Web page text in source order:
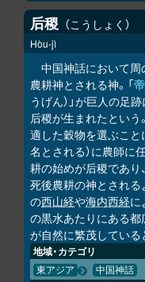
后稷 こうしょく
Hòu-jì
中国神話において周
農耕神とされる神。「
うげん）」が巨人の足
后稷が生まれたという
適した穀物を選ぶこと
名とされる）に農師に
耕の始めが后稷であり
死後農耕の神とされる
の西山経や海内西経に
の黒水あたりにある都
が自然に繁茂している
地域・カテゴリ
東アジア 中国神話